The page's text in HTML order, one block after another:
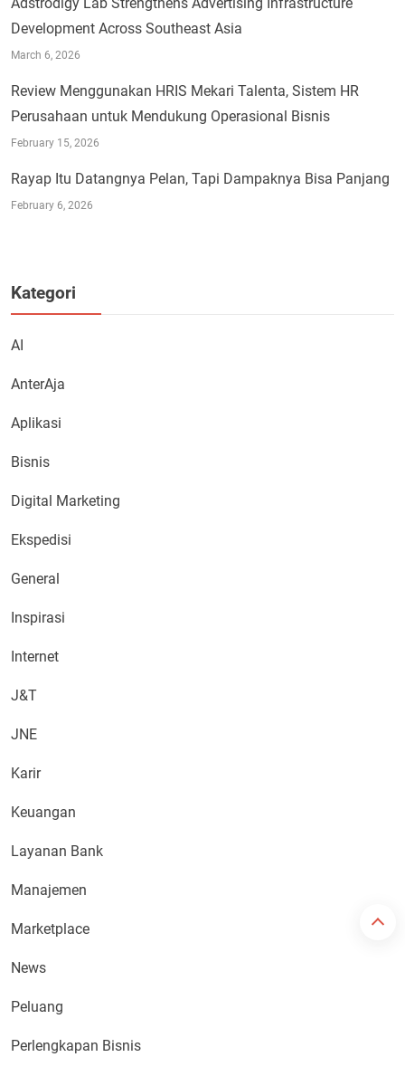
Development Across Southeast Asia
March 6, 2026
Review Menggunakan HRIS Mekari Talenta, Sistem HR
Perusahaan untuk Mendukung Operasional Bisnis
February 15, 2026
Rayap Itu Datangnya Pelan, Tapi Dampaknya Bisa Panjang
February 6, 2026
Kategori
AI
AnterAja
Aplikasi
Bisnis
Digital Marketing
Ekspedisi
General
Inspirasi
Internet
J&T
JNE
Karir
Keuangan
Layanan Bank
Manajemen
Marketplace
News
Peluang
Perlengkapan Bisnis